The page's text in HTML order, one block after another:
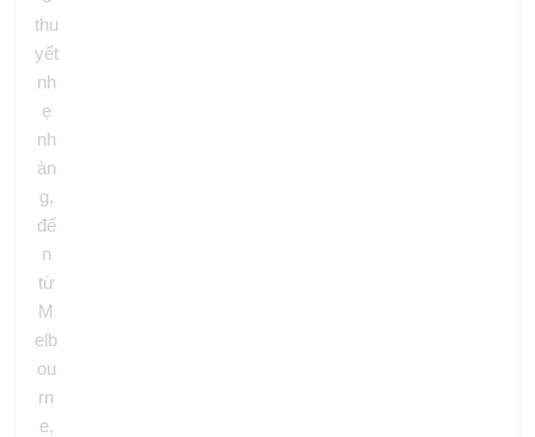
thu
yết
nh
ẹ
nh
àn
g,
đế
n
từ
M
elb
ou
rn
e,